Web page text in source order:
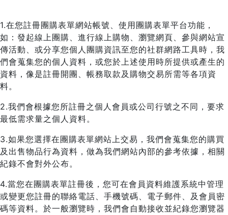
1.在您註冊團購表單網站帳號、使用團購表單平台功能，
如：發起線上團購、進行線上購物、瀏覽網頁、參與網站宣
傳活動、或分享您個人團購資訊至您的社群網路工具時，我
們會蒐集您的個人資料，或您於上述使用時所提供或產生的
資料，像是註冊開團、帳務取款及購物交易所需等各項資
料。
2.我們會根據您所註冊之個人會員或公司行號之不同，要求
最低需求量之個人資料。
3.如果您選擇在團購表單網站上交易，我們會蒐集您的購買
及出售物品行為資料，做為我們網站內部的參考依據，相關
紀錄不會對外公布。
4.當您在團購表單註冊後，您可在會員資料維護系統中管理
或變更您註冊的聯絡電話、手機號碼、電子郵件、及會員密
碼等資料。於一般瀏覽時，我們會自動接收並紀錄您瀏覽器